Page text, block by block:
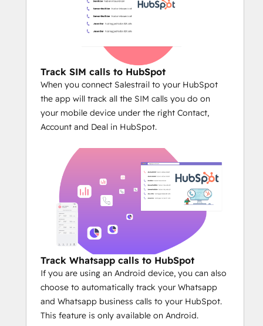
Track SIM calls to HubSpot
When you connect Salestrail to your HubSpot
the app will track all the SIM calls you do on
your mobile device under the right Contact,
Account and Deal in HubSpot.
Track Whatsapp calls to HubSpot
If you are using an Android device, you can also
choose to automatically track your Whatsapp
and Whatsapp business calls to your HubSpot.
This feature is only available on Android.